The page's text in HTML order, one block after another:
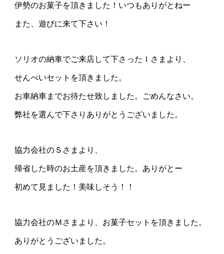
伊勢のお菓子を頂きました！いつもありがとねー
また、遊びに来て下さい！
ソリオの納車でご来店して下さったＩさまより、
せんべいセットを頂きました。
お車納車までお待たせ致しました。ごめんなさい。
弊社を選んで下さりありがとうございました。
協力会社のＳさまより、
帰省した時のお土産を頂きました。ありがとー
初めて見ました！美味しそう！！
協力会社のＭさまより、お菓子セットを頂きました。
ありがとうございました。